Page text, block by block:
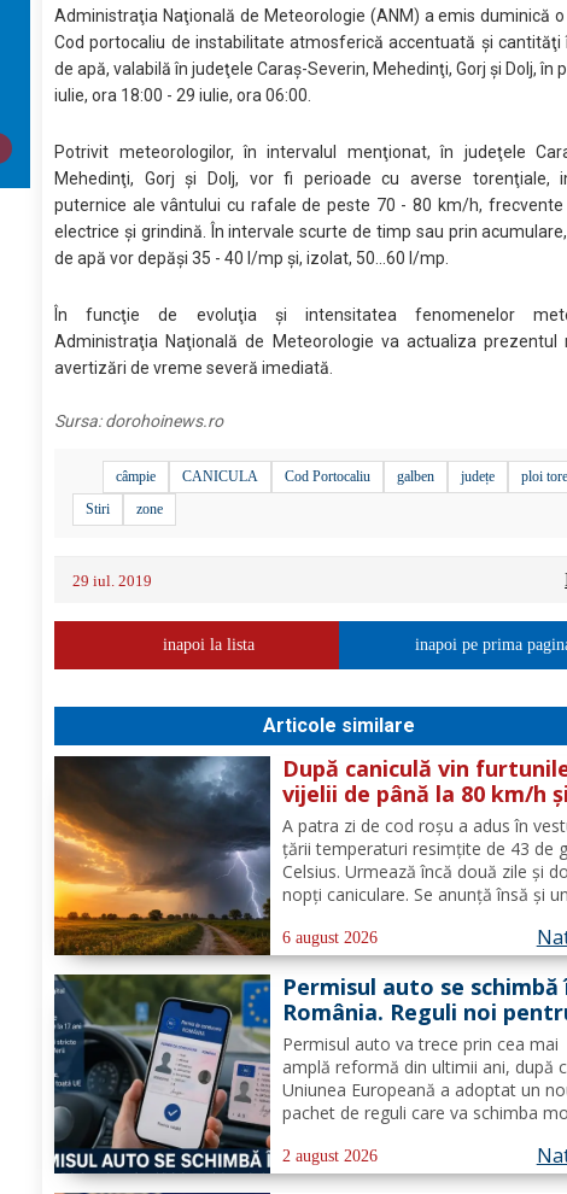
Administraţia Naţională de Meteorologie (ANM) a emis duminică
Cod portocaliu de instabilitate atmosferică accentuată şi cantităţi
de apă, valabilă în judeţele Caraş-Severin, Mehedinţi, Gorj şi Dolj, în
iulie, ora 18:00 - 29 iulie, ora 06:00.
Potrivit meteorologilor, în intervalul menţionat, în judeţele
Mehedinţi, Gorj şi Dolj, vor fi perioade cu averse torenţiale,
puternice ale vântului cu rafale de peste 70 - 80 km/h, frecvente
electrice şi grindină. În intervale scurte de timp sau prin
de apă vor depăşi 35 - 40 l/mp şi, izolat, 50...60 l/mp.
În funcţie de evoluţia şi intensitatea fenomenelor
Administraţia Naţională de Meteorologie va actualiza prezentul
avertizări de vreme severă imediată.
Sursa:dorohoinews.ro
câmpie CANICULA Cod Portocaliu galben județe
ploi
Stiri
zone
29 iul. 2019
inapoi la lista inapoi pe prima
Articole similare
După caniculă vin
vijelii de până la 80 km/h și
ploi puternice în mai
zone
A patra zi de cod roşu a adus în
ţării temperaturi resimţite de 43 de
Celsius. Urmează încă două zile şi
nopţi caniculare. Se anunţă însă şi un
extreme vor fi în vigoare în acelaşi
mare parte din ţară: un cod de
unul de...
6 august 2026
Permisul auto se schimbă
România. Reguli noi
milioane de conducători
Permisul auto va trece prin cea mai
amplă reformă din ultimii ani, după
Uniunea Europeană a adoptat un
pachet de reguli care va schimba
documentului. România va trebui să
transpună noile prevederi în
2 august 2026